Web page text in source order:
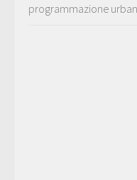
programmazione